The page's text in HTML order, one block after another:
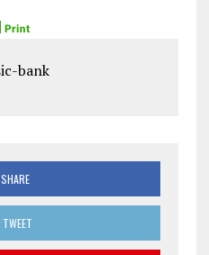
SHARE
TWEET